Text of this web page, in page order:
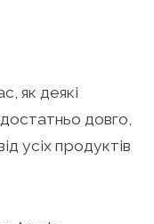
як деякі
довго,
усіх продуктів